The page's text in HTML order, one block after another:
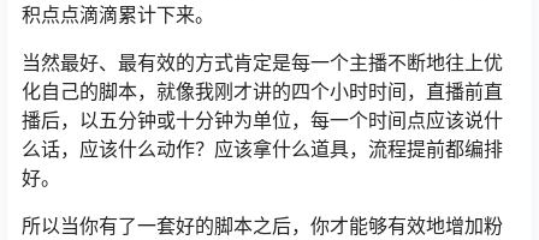
积点点滴滴累计下来。
当然最好、最有效的方式肯定是每一个主播不断地往上优
化自己的脚本，就像我刚才讲的四个小时时间，直播前直
播后，以五分钟或十分钟为单位，每一个时间点应该说什
么话，应该什么动作？应该拿什么道具，流程提前都编排
好。
所以当你有了一套好的脚本之后，你才能够有效地增加粉